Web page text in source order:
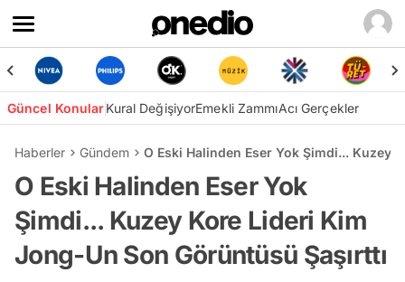
Güncel KonularKural DeğişiyorEmekli ZammıAcı Gerçekler
Haberler Gündem O Eski Halinden Eser Yok Şimdi... Kuzey
O Eski Halinden Eser Yok
Şimdi... Kuzey Kore Lideri Kim
Jong-Un Son Görüntüsü Şaşırttı